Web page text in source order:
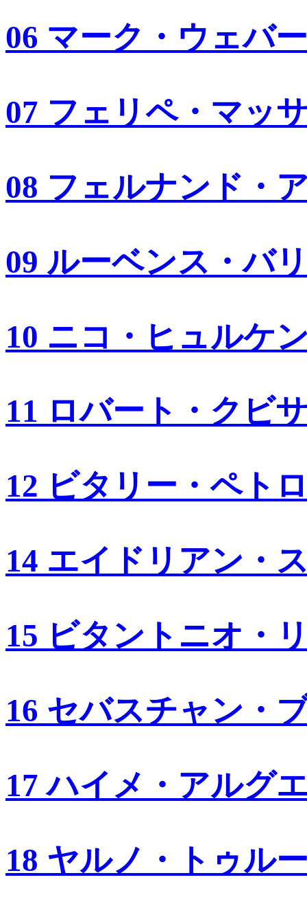
06 マーク・ウェバー
07 フェリペ・マッ
08 フェルナンド・
09 ルーベンス・バ
10 ニコ・ヒュルケ
11 ロバート・クビ
12 ビタリー・ペト
14 エイドリアン・
15 ビタントニオ・
16 セバスチャン・
17 ハイメ・アルグ
18 ヤルノ・トゥル